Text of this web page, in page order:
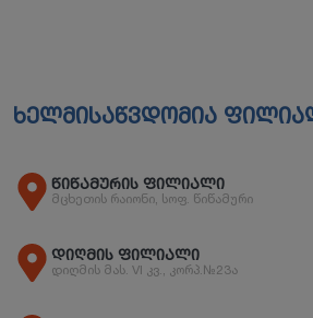
ხელმისაწვდომია
წიწამურის ფილიალი
მცხეთის რაიონი, სოფ. წიწამური
დიღმის ფილიალი
დიღმის მას. VI კვ., კორპ.№23ა